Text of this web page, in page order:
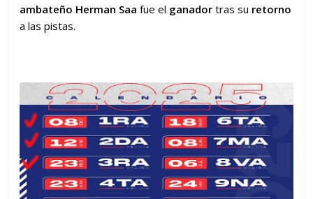
ambateño Herman Saa fue el ganador tras su retorno
a las pistas.